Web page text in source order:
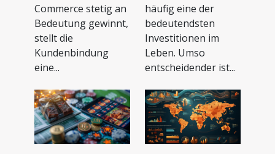
Commerce stetig an
Bedeutung gewinnt,
stellt die
Kundenbindung
eine...
häufig eine der
bedeutendsten
Investitionen im
Leben. Umso
entscheidender ist...